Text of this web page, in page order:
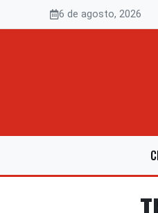
6 de agosto, 2026